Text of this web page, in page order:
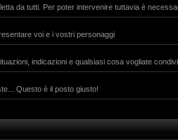
da tutti. Per poter intervenire tuttavia è
voi e i vostri personaggi
indicazioni e qualsiasi cosa vogliate
Questo è il posto giusto!